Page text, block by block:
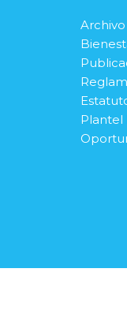
Archivo
Plantel